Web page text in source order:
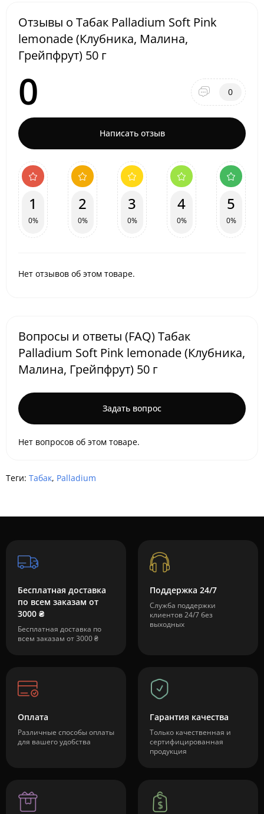
Отзывы о Табак Palladium Soft Pink
lemonade (Клубника, Малина,
Грейпфрут) 50 г
0 0
Написать отзыв
1
0%
2
0%
3
0%
4
0%
5
0%
Нет отзывов об этом товаре.
Вопросы и ответы (FAQ) Табак
Palladium Soft Pink lemonade (Клубника,
Малина, Грейпфрут) 50 г
Задать вопрос
Нет вопросов об этом товаре.
Теги: Табак, Palladium
Бесплатная доставка
по всем заказам от
3000 ₴
Бесплатная доставка по
всем заказам от 3000 ₴
Поддержка 24/7
Служба поддержки
клиентов 24/7 без
выходных
Оплата
Различные способы оплаты
для вашего удобства
Гарантия качества
Только качественная и
сертифицированная
продукция